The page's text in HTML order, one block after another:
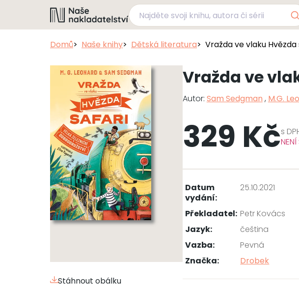
Domů Naše knihy Dětská literatura Vražda ve vlaku
Stáhnout obálku
Vražda ve
Autor: Sam Sedgman , M.G.
329 Kčs
NENÍ
Datum
vydání:
25.10.2021
Překladatel: Petr Kovács
Jazyk:
čeština
Vazba:
Pevná
Značka: Drobek